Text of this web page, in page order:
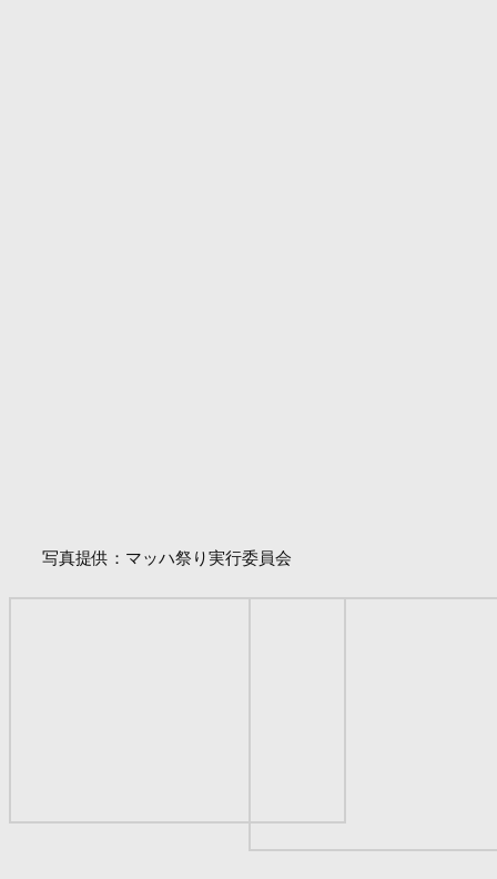
写真提供：マッハ祭り実行委員会